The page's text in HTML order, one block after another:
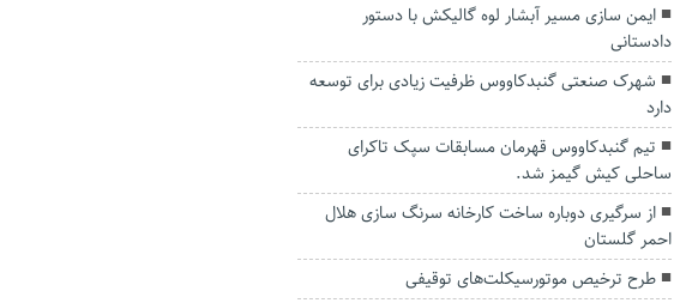
ایمن سازی مسیر آبشار لوه گالیکش با دستور
دادستانی
شهرک صنعتی گنبدکاووس ظرفیت زیادی برای توسعه
دارد
تیم گنبدکاووس قهرمان مسابقات سپک تاکرای
ساحلی کیش گیمز شد.
از سرگیری دوباره ساخت کارخانه سرنگ سازی هلال
احمر گلستان
طرح ترخیص موتورسیکلت‌های توقیفی